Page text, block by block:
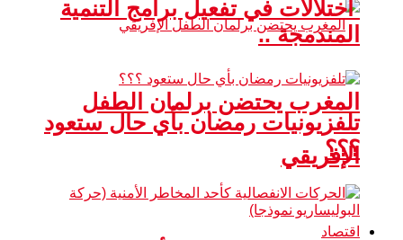
المغرب يحتضن برلمان الطفل
الإفريقي
اقتصاد
اختلالات في تفعيل برامج التنمية
المندمجة ..
تلفزيونيات رمضان بأي حال ستعود
؟؟؟